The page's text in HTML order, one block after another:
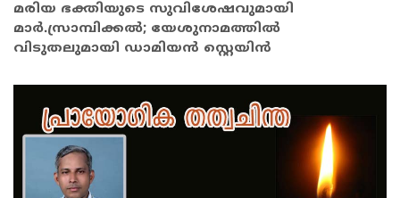
മരിയ ഭക്തിയുടെ സുവിശേഷവുമായി
മാര്‍.സ്രാമ്പിക്കല്‍; യേശുനാമത്തില്‍
വിടുതലുമായി ഡാമിയന്‍ സ്റ്റെയിന്‍